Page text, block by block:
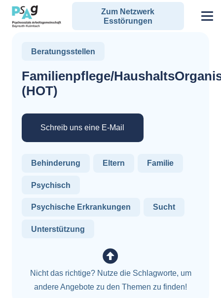
Zum Netzwerk
Esstörungen
Beratungsstellen
Familienpflege/
(HOT)
Schreib uns eine E-Mail
Behinderung Eltern Familie
Psychisch
Psychische Erkrankungen Sucht
Unterstützung
Nicht das richtige? Nutze die Schlagworte, um
andere Angebote zu den Themen zu finden!